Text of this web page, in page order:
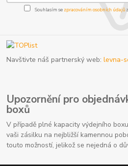
Souhlasím se zpracováním osobních údajů
Navštivte náš partnerský web:levna-
Upozornění pro
boxů
V případě plné kapacity výdejního
vaši zásilku na nejbližší kamennou
touto možností, jelikož se nejedná o